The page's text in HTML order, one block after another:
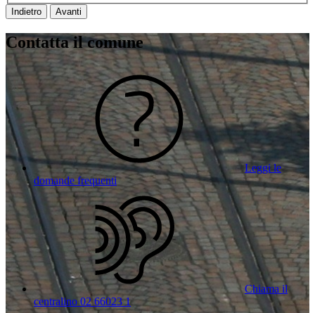
Indietro Avanti
Contatta il comune
Leggi le
domande frequenti
Chiama il
centralino 02 66023 1